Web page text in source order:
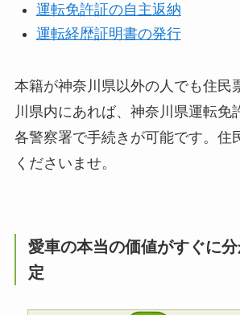
運転免許証の自主返納
運転経歴証明書の発行
本籍が神奈川県以外の人でも住民
川県内にあれば、神奈川県運転免
各警察署で手続きが可能です。住
くださいませ。
愛車の本当の価値がすぐに
定